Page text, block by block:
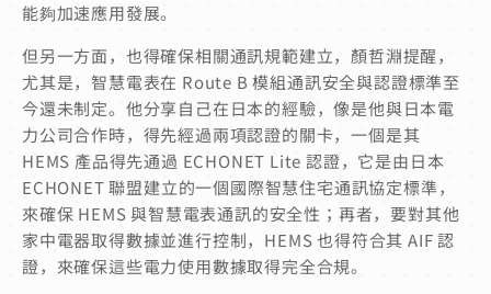
能夠加速應用發展。
但另一方面，也得確保相關通訊規範建立，顏哲淵提醒，
尤其是，智慧電表在 Route B 模組通訊安全與認證標準至
今還未制定。他分享自己在日本的經驗，像是他與日本電
力公司合作時，得先經過兩項認證的關卡，一個是其
HEMS 產品得先通過 ECHONET Lite 認證，它是由日本
ECHONET 聯盟建立的一個國際智慧住宅通訊協定標準，
來確保 HEMS 與智慧電表通訊的安全性；再者，要對其他
家中電器取得數據並進行控制，HEMS 也得符合其 AIF 認
證，來確保這些電力使用數據取得完全合規。